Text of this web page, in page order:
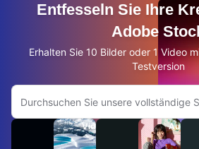
Entfesseln Sie Ihre
Adobe
Erhalten Sie 10 Bilder oder 1 Video
Testversion
Auf Adobe.com suchen
Videos Audio